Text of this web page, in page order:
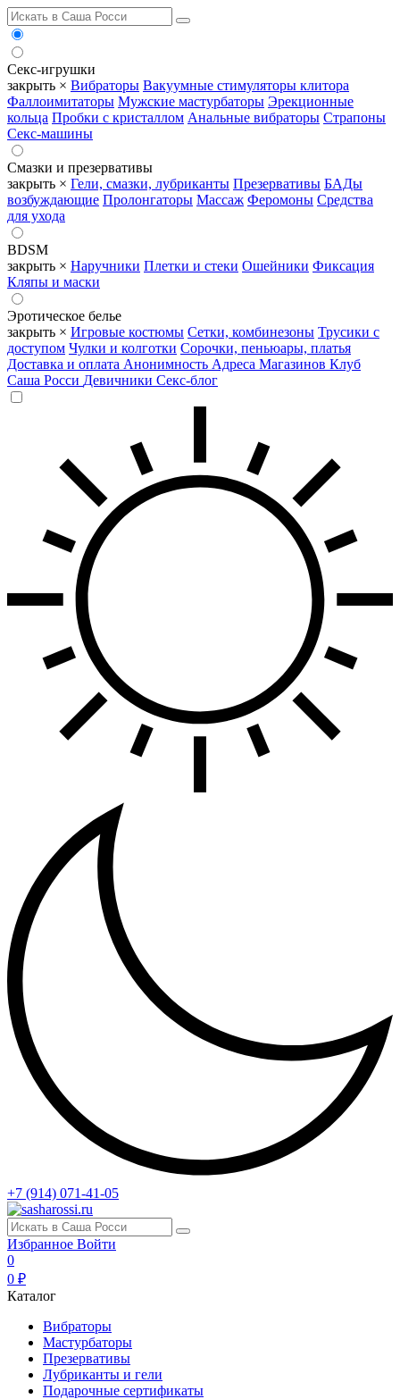
Секс-игрушки
закрыть × Вибраторы Вакуумные стимуляторы клитора
Фаллоимитаторы Мужские мастурбаторы Эрекционные
кольца Пробки с кристаллом Анальные вибраторы Страпоны
Секс-машины
Смазки и презервативы
закрыть × Гели, смазки, лубриканты Презервативы БАДы
возбуждающие Пролонгаторы Массаж Феромоны Средства
для ухода
BDSM
закрыть × Наручники Плетки и стеки Ошейники Фиксация
Кляпы и маски
Эротическое белье
закрыть × Игровые костюмы Сетки, комбинезоны Трусики с
доступом Чулки и колготки Сорочки, пеньюары, платья
Доставка и оплата Анонимность Адреса Магазинов Клуб
Саша Росси Девичники Секс-блог
+7 (914) 071-41-05
Избранное Войти
0
0 ₽
Каталог
Вибраторы
Мастурбаторы
Презервативы
Лубриканты и гели
Подарочные сертификаты